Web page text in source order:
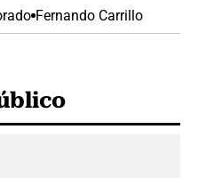
Fernando Carrillo